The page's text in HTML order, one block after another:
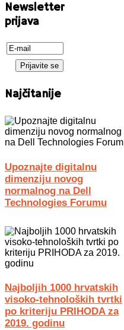
Newsletter
prijava
Najčitanije
Upoznajte digitalnu
dimenziju novog
normalnog na Dell
Technologies Forumu
Najboljih 1000 hrvatskih
visoko-tehnoloških tvrtki
po kriteriju PRIHODA za
2019. godinu